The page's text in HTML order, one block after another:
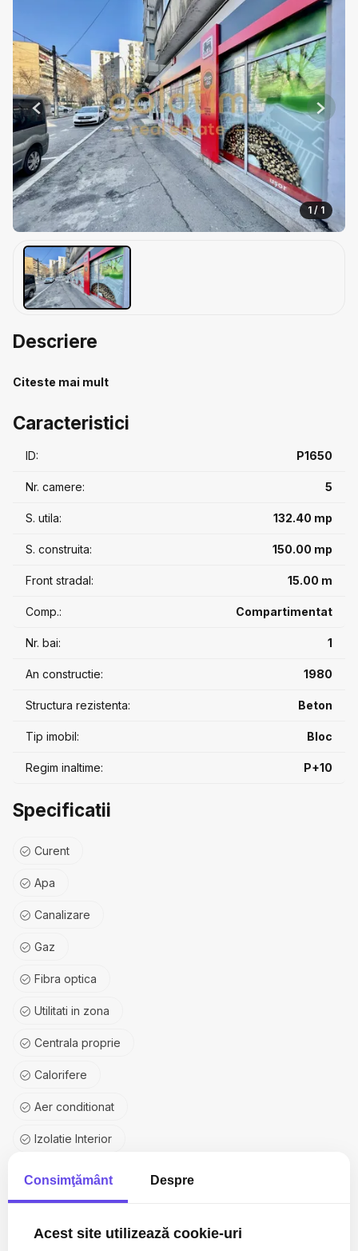
1 / 1
Previous Next
Descriere
Citeste mai mult
Caracteristici
ID: P1650
Nr. camere: 5
S. utila: 132.40 mp
S. construita: 150.00 mp
Front stradal: 15.00 m
Comp.: Compartimentat
Nr. bai: 1
An constructie: 1980
Structura rezistenta: Beton
Tip imobil: Bloc
Regim inaltime: P+10
Specificatii
Curent
Apa
Canalizare
Gaz
Fibra optica
Utilitati in zona
Centrala proprie
Calorifere
Aer conditionat
Izolatie Interior
Gresie
Ferestre PVC
Consimţământ Despre
Acest site utilizează cookie-uri